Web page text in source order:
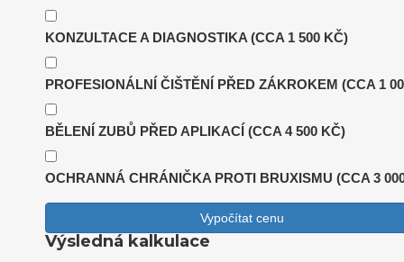
KONZULTACE A DIAGNOSTIKA (CCA 1 500 KČ)
PROFESIONÁLNÍ ČIŠTĚNÍ PŘED ZÁKROKEM (CCA 1
BĚLENÍ ZUBŮ PŘED APLIKACÍ (CCA 4 500 KČ)
OCHRANNÁ CHRÁNIČKA PROTI BRUXISMU (CCA 3
Vypočítat cenu
Výsledná kalkulace